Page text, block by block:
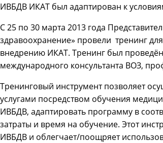
ИВБДВ ИКАТ был адаптирован к
С 25 по 30 марта 2013 года
здравоохранение» провели тренинг
внедрению ИКАТ. Тренинг был
международного консультанта ВОЗ,
Тренинговый инструмент позволяет
услугами посредством обучения
ИВБДВ, адаптировать программу в
затраты и время на обучение. Этот
ИВБДВ и облегчает/поощряет